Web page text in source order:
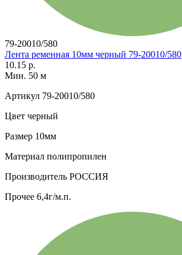
79-20010/580
Лента ременная 10мм черный 79-20010/580
10.15 р.
Мин. 50 м
Артикул 79-20010/580
Цвет черный
Размер 10мм
Материал полипропилен
Производитель РОССИЯ
Прочее 6,4г/м.п.